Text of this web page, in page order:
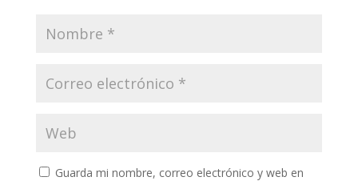
Guarda mi nombre, correo electrónico y web en